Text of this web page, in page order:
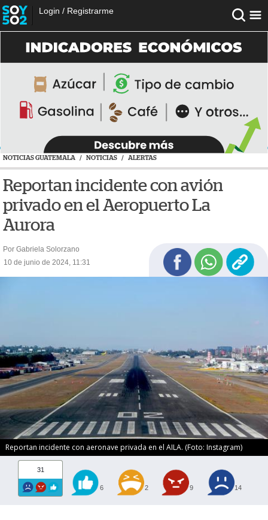
Login / Registrarme
NOTICIAS GUATEMALA / NOTICIAS / ALERTAS
Reportan incidente con avión
privado en el Aeropuerto La
Aurora
Por Gabriela Solorzano
10 de junio de 2024, 11:31
Reportan incidente con aeronave privada en el AILA. (Foto: Instagram)
31
6 2 9 14